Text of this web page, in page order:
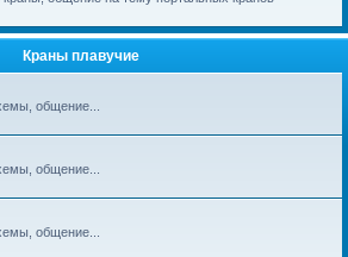
Краны плавучие
общение...
общение...
общение...